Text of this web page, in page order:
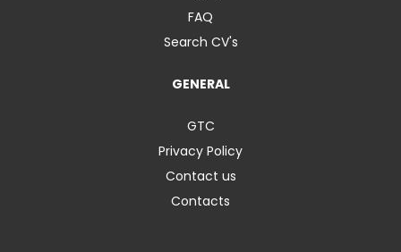
FAQ
Search CV's
GENERAL
GTC
Privacy Policy
Contact us
Contacts